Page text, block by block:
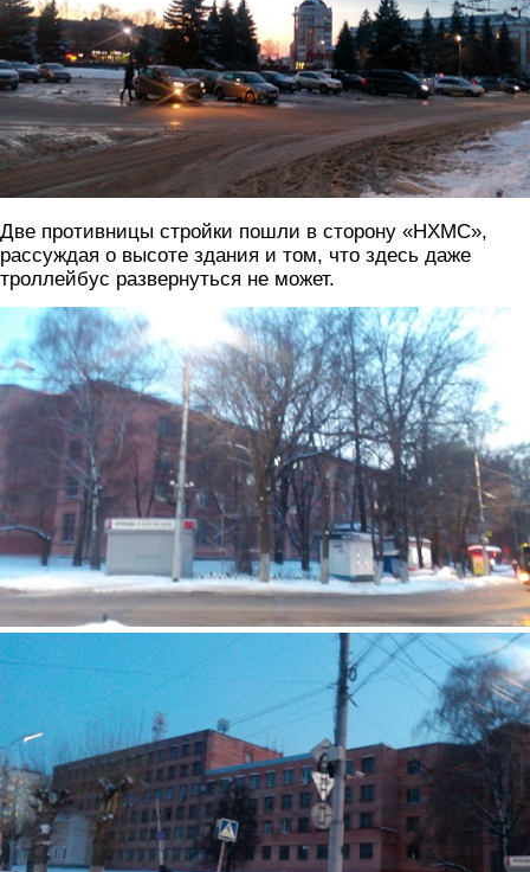
Две противницы стройки пошли в сторону «НХМС»,
рассуждая о высоте здания и том, что здесь даже
троллейбус развернуться не может.
img_20180322_190326.jpg
img_20180322_190316.jpg